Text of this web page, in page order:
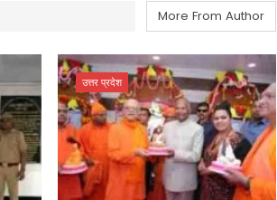
More From Author
उत्तर प्रदेश